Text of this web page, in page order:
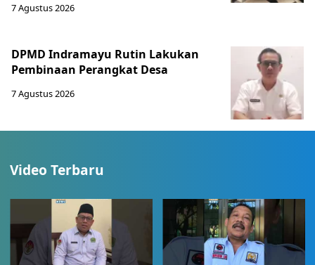
7 Agustus 2026
DPMD Indramayu Rutin Lakukan
Pembinaan Perangkat Desa
7 Agustus 2026
Video Terbaru